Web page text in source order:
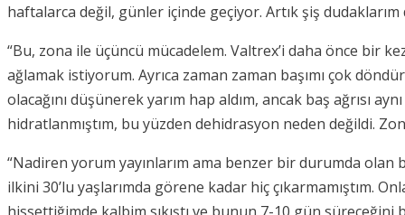
haftalarca değil, günler içinde geçiyor. Artık şiş
“Bu, zona ile üçüncü mücadelem. Valtrex’i daha önce bir
ağlamak istiyorum. Ayrıca zaman zaman başımı çok
olacağını düşünerek yarım hap aldım, ancak baş ağrısı
hidratlanmıştım, bu yüzden dehidrasyon neden değildi.
“Nadiren yorum yayınlarım ama benzer bir durumda olan
ilkini 30’lu yaşlarımda görene kadar hiç çıkarmamıştım.